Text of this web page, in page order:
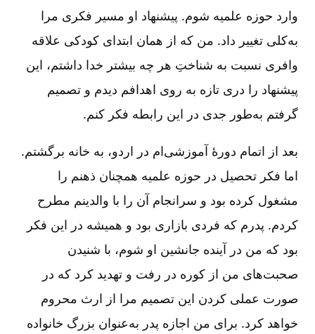
وارد حوزه علمیه شوم. پیشنهاد او مسیر فکری مرا
به‌کلی تغییر داد. من که از همان ابتدای کودکی علاقه
وافری نسبت به شناختِ هر چه بیشتر خدا داشتم، این
پیشنهاد را دری تازه به روی اهدافم دیدم و تصمیم
گرفتم به‌طور جدی‌ در این رابطه فکر کنم.
بعد از اتمام دورۀ آموزشی‌ام در اردو، به خانه برگشتم.
اما فکر تحصیل در حوزه علمیه همچنان ذهنم را
مشغول کرده بود و سرانجام آن را با والدینم مطرح
کردم. پدرم که فردی بازاری بود و همیشه در این فکر
بود که من در آینده جانشین او شوم، با شنیدن
صحبت‌های من از کوره در رفت و تهدید کرد که در
صورت عملی کردن این تصمیم مرا از ارث محروم
خواهد کرد. برای من اجازه پدر به‌عنوان بزرگ خانواده